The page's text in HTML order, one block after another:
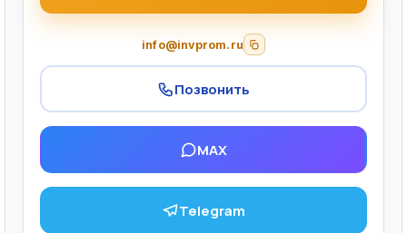
info@invprom.ru
Позвонить
MAX
Telegram